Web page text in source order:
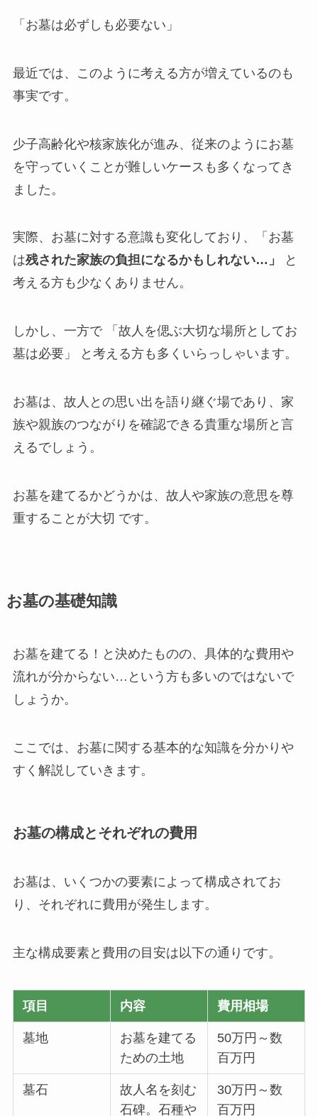
「お墓は必ずしも必要ない」
最近では、このように考える方が増えているのも
事実です。
少子高齢化や核家族化が進み、従来のようにお墓
を守っていくことが難しいケースも多くなってき
ました。
実際、お墓に対する意識も変化しており、「お墓
は残された家族の負担になるかもしれない…」
と
考える方も少なくありません。
しかし、一方で 「故人を偲ぶ大切な場所としてお
墓は必要」 と考える方も多くいらっしゃいます。
お墓は、故人との思い出を語り継ぐ場であり、家
族や親族のつながりを確認できる貴重な場所と言
えるでしょう。
お墓を建てるかどうかは、故人や家族の意思を尊
重することが大切 です。
お墓の基礎知識
お墓を建てる！と決めたものの、具体的な費用や
流れが分からない…という方も多いのではないで
しょうか。
ここでは、お墓に関する基本的な知識を分かりや
すく解説していきます。
お墓の構成とそれぞれの費用
お墓は、いくつかの要素によって構成されてお
り、それぞれに費用が発生します。
主な構成要素と費用の目安は以下の通りです。
項目 内容 費用相場
墓地
お墓を建てる
ための土地
50万円～数
百万円
墓石
故人名を刻む
石碑。石種や
30万円～数
百万円